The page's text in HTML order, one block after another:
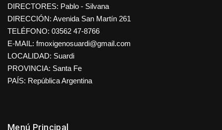
DIRECTORES: Pablo - Silvana
DIRECCIÓN: Avenida San Martín 261
TELÉFONO: 03562 47-8766
E-MAIL: fmoxigenosuardi@gmail.com
LOCALIDAD: Suardi
PROVINCIA: Santa Fe
PAÍS: República Argentina
Menú Principal